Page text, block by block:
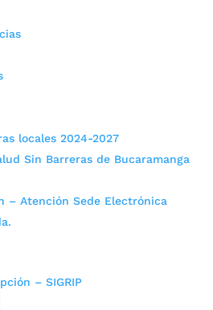
locales 2024-2027
Sin Barreras de Bucaramanga
– Atención Sede Electrónica
– SIGRIP
el Centro Cultural del Oriente
del EMA FEST 2025, el